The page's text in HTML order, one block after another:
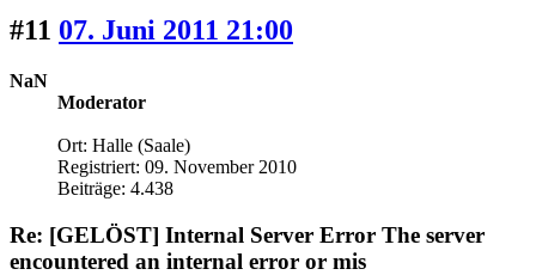
#11 07. Juni 2011 21:00
NaN
Moderator
Ort: Halle (Saale)
Registriert: 09. November 2010
Beiträge: 4.438
Re: [GELÖST] Internal Server Error The server
encountered an internal error or mis